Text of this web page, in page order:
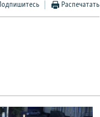
Подпишитесь Распечатать